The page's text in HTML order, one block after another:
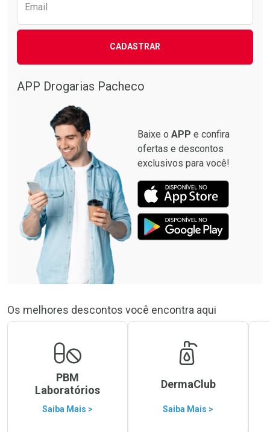
Comprar sem Desconto
Comprar sem Desconto
Comprar sem Desconto
Comprar sem Desconto
Email
CADASTRAR
APP Drogarias Pacheco
Baixe o APP e confira
ofertas e descontos
exclusivos para você!
Os melhores descontos você encontra aqui
PBM
Laboratórios
Saiba Mais >
DermaClub
Saiba Mais >